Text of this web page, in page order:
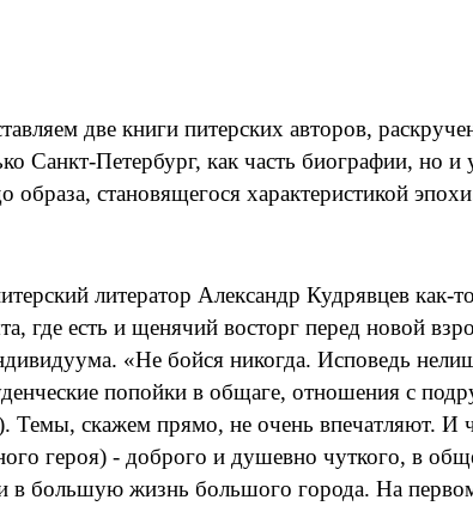
две книги питерских авторов,
Санкт-Петербург, как часть биографии, но
образа, становящегося характеристикой
литератор Александр Кудрявцев как-
где есть и щенячий восторг перед новой
«Не бойся никогда. Исповедь
попойки в общаге, отношения с
скажем прямо, не очень впечатляют. И
героя) - доброго и душевно чуткого, в
большую жизнь большого города. На